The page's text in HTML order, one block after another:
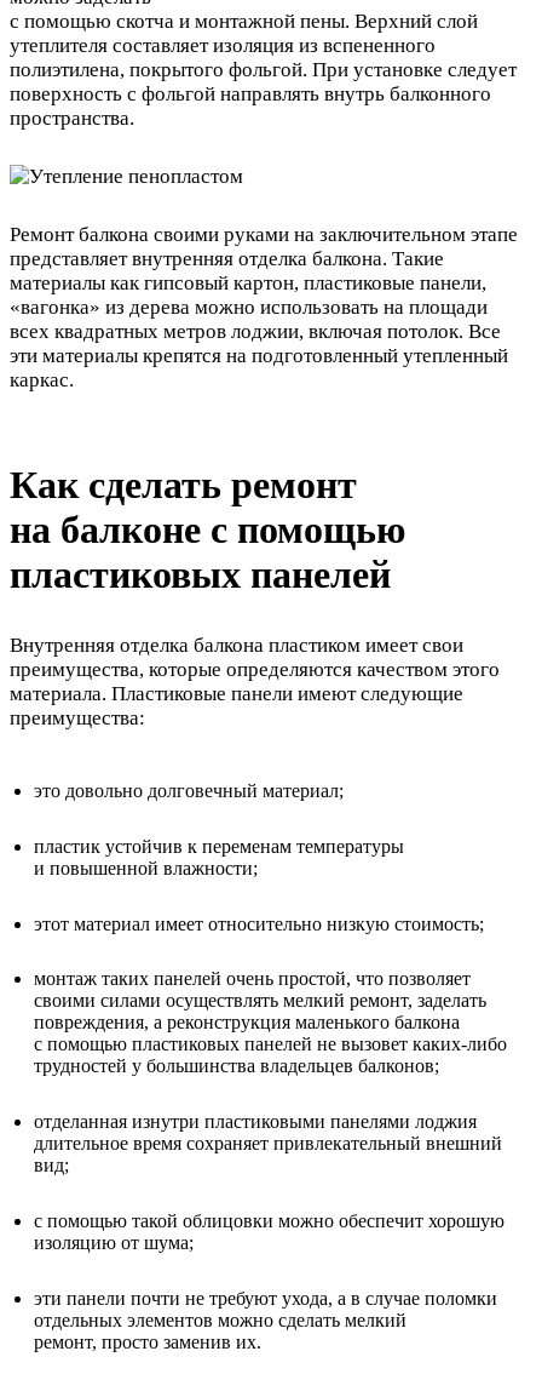
с помощью скотча и монтажной пены. Верхний слой
утеплителя составляет изоляция из вспененного
полиэтилена, покрытого фольгой. При установке следует
поверхность с фольгой направлять внутрь балконного
пространства.
Ремонт балкона своими руками на заключительном этапе
представляет внутренняя отделка балкона. Такие
материалы как гипсовый картон, пластиковые панели,
«вагонка» из дерева можно использовать на площади
всех квадратных метров лоджии, включая потолок. Все
эти материалы крепятся на подготовленный утепленный
каркас.
Как сделать ремонт
на балконе с помощью
пластиковых панелей
Внутренняя отделка балкона пластиком имеет свои
преимущества, которые определяются качеством этого
материала. Пластиковые панели имеют следующие
преимущества:
это довольно долговечный материал;
пластик устойчив к переменам температуры
и повышенной влажности;
этот материал имеет относительно низкую стоимость;
монтаж таких панелей очень простой, что позволяет
своими силами осуществлять мелкий ремонт, заделать
повреждения, а реконструкция маленького балкона
с помощью пластиковых панелей не вызовет каких-либо
трудностей у большинства владельцев балконов;
отделанная изнутри пластиковыми панелями лоджия
длительное время сохраняет привлекательный внешний
вид;
с помощью такой облицовки можно обеспечит хорошую
изоляцию от шума;
эти панели почти не требуют ухода, а в случае поломки
отдельных элементов можно сделать мелкий
ремонт, просто заменив их.